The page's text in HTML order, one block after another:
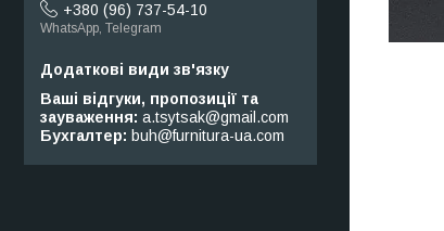
+380 (96) 737-54-10
WhatsApp, Telegram
Ваші відгуки, пропозиції та
зауваження a.tsytsak@gmail.com
Бухгалтер
buh@furnitura-ua.com